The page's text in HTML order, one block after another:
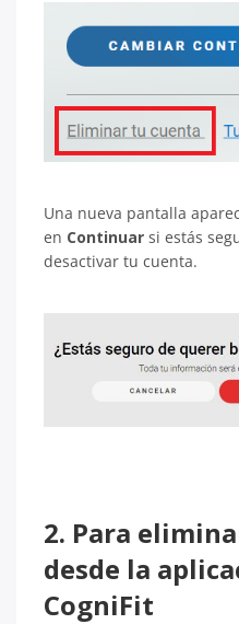
Una nueva pantalla
en Continuar si estás
desactivar tu cuenta.
2. Para
desde la
CogniFit